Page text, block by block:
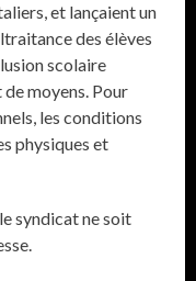
et lançaient un
des élèves
scolaire
moyens. Pour
les conditions
physiques et
syndicat ne soit